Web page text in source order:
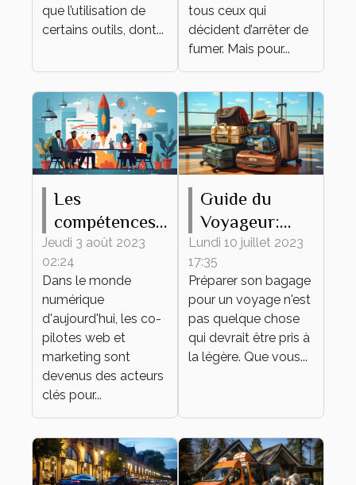
que l’utilisation de
certains outils, dont...
tous ceux qui
décident d’arrêter de
fumer. Mais pour...
Les
compétences
clés d'un bon
co-pilote web
et marketing
Jeudi 3 août 2023
02:24
Dans le monde
numérique
d'aujourd'hui, les co-
pilotes web et
marketing sont
devenus des acteurs
clés pour...
Guide du
Voyageur:
Comment
Préparer son
Bagage
Lundi 10 juillet 2023
17:35
Préparer son bagage
pour un voyage n'est
pas quelque chose
qui devrait être pris à
la légère. Que vous...